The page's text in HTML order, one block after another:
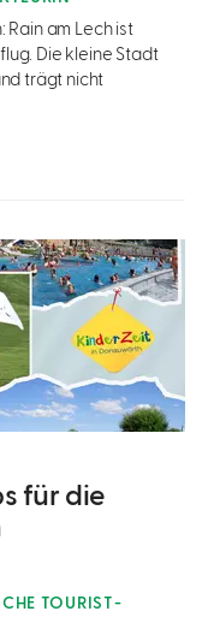
Rain am Lech ist
Die kleine Stadt
trägt nicht
für die
TOURIST-